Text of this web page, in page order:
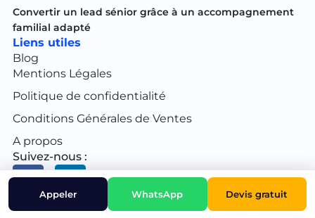
Convertir un lead sénior grâce à un accompagnement
familial adapté
Liens utiles
Blog
Mentions Légales
Politique de confidentialité
Conditions Générales de Ventes
A propos
Suivez-nous :
Roi-Performance ©2026
Appeler WhatsApp Devis gratuit